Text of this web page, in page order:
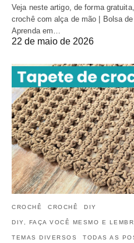
Veja neste artigo, de forma
crochê com alça de mão | Bolsa
Aprenda em…
22 de maio de 2026
CROCHÊ CROCHÊ DIY
DIY, FAÇA VOCÊ MESMO E
TEMAS DIVERSOS TODAS AS